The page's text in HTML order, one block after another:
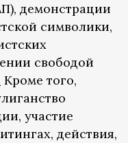
демонстрации
символики,
свободой
Кроме того,
участие
действия,